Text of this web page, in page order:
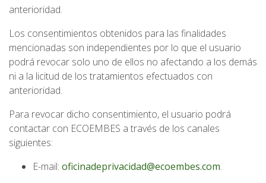
anterioridad.
Los consentimientos obtenidos para las finalidades
mencionadas son independientes por lo que el usuario
podrá revocar solo uno de ellos no afectando a los demás
ni a la licitud de los tratamientos efectuados con
anterioridad.
Para revocar dicho consentimiento, el usuario podrá
contactar con ECOEMBES a través de los canales
siguientes:
E-mail: oficinadeprivacidad@ecoembes.com.